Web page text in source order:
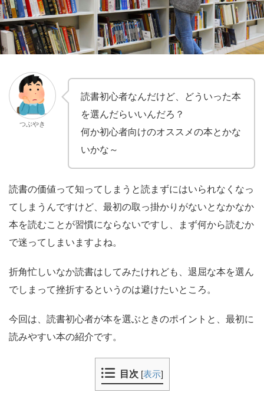
つぶやき
読書初心者なんだけど、どういった本
を選んだらいいんだろ？
何か初心者向けのオススメの本とかな
いかな～
読書の価値って知ってしまうと読まずにはいられなくなっ
てしまうんですけど、 最初の取っ掛かりがないとなかなか
本を読むことが習慣にならないですし、まず何から読むか
で迷ってしまいますよね。
折角忙しいなか読書はしてみたけれども、退屈な本を選ん
でしまって挫折するというのは避けたいところ。
今回は、読書初心者が本を選ぶときのポイントと、最初に
読みやすい本の紹介です。
目次 [表示]